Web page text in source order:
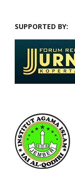
SUPPORTED BY: